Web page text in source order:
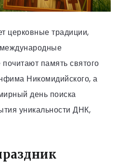
церковные традиции,
память святого
Никомидийского, а
день поиска
уникальности ДНК,